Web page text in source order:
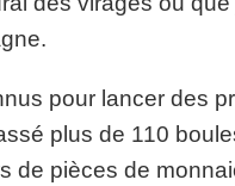
pour lancer des
plus de 110
de pièces de